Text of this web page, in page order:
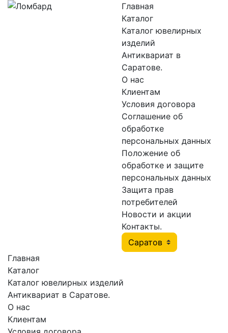
Главная
Каталог
Каталог ювелирных
изделий
Антиквариат в
Саратове.
О нас
Клиентам
Условия договора
Соглашение об
обработке
персональных данных
Положение об
обработке и защите
персональных данных
Защита прав
потребителей
Новости и акции
Контакты.
Главная
Каталог
Каталог ювелирных изделий
Антиквариат в Саратове.
О нас
Клиентам